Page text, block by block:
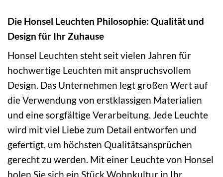
Die Honsel Leuchten Philosophie: Qualität und
Design für Ihr Zuhause
Honsel Leuchten steht seit vielen Jahren für
hochwertige Leuchten mit anspruchsvollem
Design. Das Unternehmen legt großen Wert auf
die Verwendung von erstklassigen Materialien
und eine sorgfältige Verarbeitung. Jede Leuchte
wird mit viel Liebe zum Detail entworfen und
gefertigt, um höchsten Qualitätsansprüchen
gerecht zu werden. Mit einer Leuchte von Honsel
holen Sie sich ein Stück Wohnkultur in Ihr